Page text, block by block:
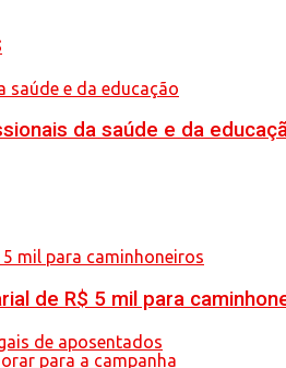
da saúde e da
de R$ 5 mil para